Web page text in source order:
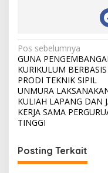
N
a
v
i
g
s
i
Pos sebelumnya
GUNA
KURIKULUM
PRODI TEKNIK SIPIL
UNMURA
KULIAH LAPANG DAN
KERJA SAMA
TINGGI
Posting Terkait